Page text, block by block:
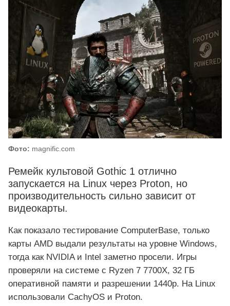
Фото: magnific.com
Ремейк культовой Gothic 1 отлично
запускается на Linux через Proton, но
производительность сильно зависит от
видеокарты.
Как показало тестирование ComputerBase, только
карты AMD выдали результаты на уровне Windows,
тогда как NVIDIA и Intel заметно просели. Игры
проверяли на системе с Ryzen 7 7700X, 32 ГБ
оперативной памяти и разрешении 1440p. На Linux
использовали CachyOS и Proton.